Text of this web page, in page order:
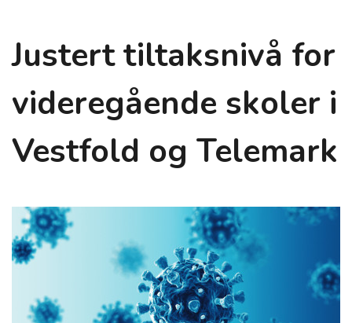
Justert tiltaksnivå for
videregående skoler i
Vestfold og Telemark